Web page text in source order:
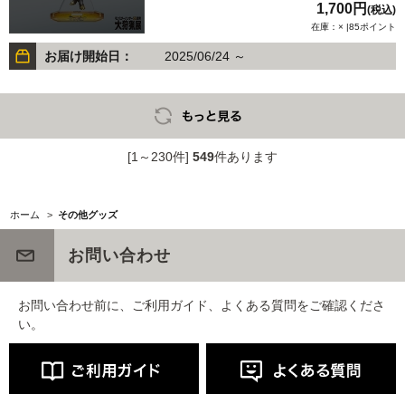
1,700円 (税込)
在庫：× |85ポイント
お届け開始日： 2025/06/24 ～
[1～230件] 549件あります
ホーム > その他グッズ
お問い合わせ
お問い合わせ前に、ご利用ガイド、よくある質問をご確認くださ
い。